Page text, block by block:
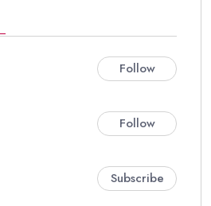
Follow
Follow
Subscribe